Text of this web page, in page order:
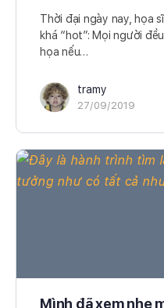
Thời đại ngày nay, họa
khá “hot”: Mọi người
họa nếu…
tramy
27/09/2019
Mình đã xem nhẹ